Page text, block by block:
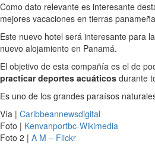
Como dato relevante es interesante
mejores vacaciones en tierras
Este nuevo hotel será interesante para la
nuevo alojamiento en Panamá.
El objetivo de esta compañía es el de
practicar deportes acuáticos durante
Es uno de los grandes paraísos
Vía | Caribbeannewsdigital
Foto | Kenvanportbc-Wikimedia
Foto 2 | A M – Flickr